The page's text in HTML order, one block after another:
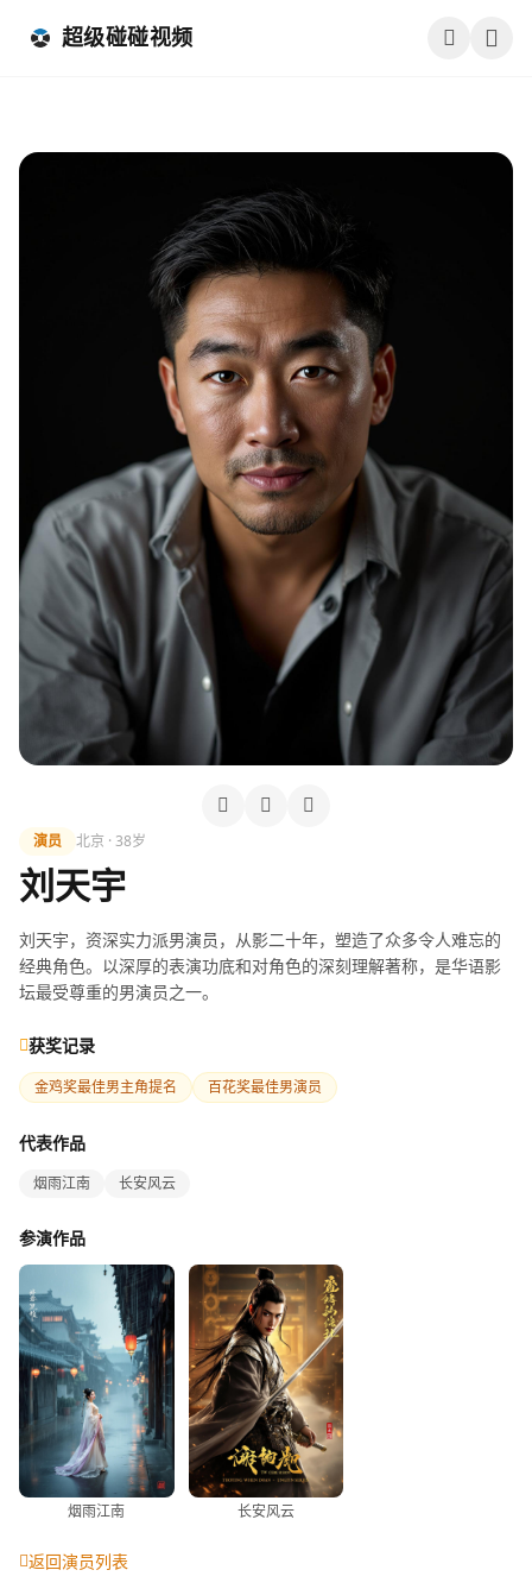
超级碰碰视频
演员 北京 · 38岁
刘天宇
刘天宇，资深实力派男演员，从影二十年，塑造了众多令人难忘的
经典角色。以深厚的表演功底和对角色的深刻理解著称，是华语影
坛最受尊重的男演员之一。
获奖记录
金鸡奖最佳男主角提名 百花奖最佳男演员
代表作品
烟雨江南 长安风云
参演作品
烟雨江南 长安风云
返回演员列表